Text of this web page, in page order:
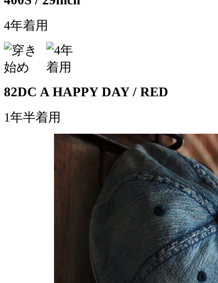
4年着用
82DC A HAPPY DAY / RED
1年半着用